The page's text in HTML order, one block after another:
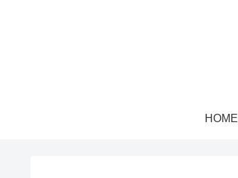
HOME